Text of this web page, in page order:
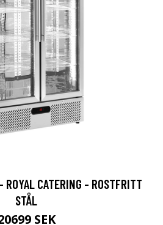
CATERING - ROSTFRITT
STÅL
SEK